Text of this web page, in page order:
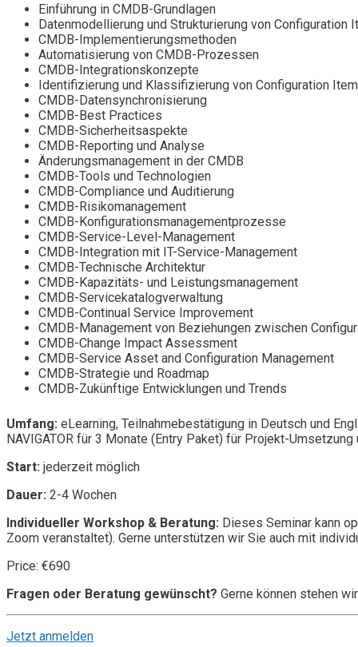
Einführung in CMDB-Grundlagen
Datenmodellierung und Strukturierung von Configuration
CMDB-Implementierungsmethoden
Automatisierung von CMDB-Prozessen
CMDB-Integrationskonzepte
Identifizierung und Klassifizierung von Configuration
CMDB-Datensynchronisierung
CMDB-Best Practices
CMDB-Sicherheitsaspekte
CMDB-Reporting und Analyse
Änderungsmanagement in der CMDB
CMDB-Tools und Technologien
CMDB-Compliance und Auditierung
CMDB-Risikomanagement
CMDB-Konfigurationsmanagementprozesse
CMDB-Service-Level-Management
CMDB-Integration mit IT-Service-Management
CMDB-Technische Architektur
CMDB-Kapazitäts- und Leistungsmanagement
CMDB-Servicekatalogverwaltung
CMDB-Continual Service Improvement
CMDB-Management von Beziehungen zwischen
CMDB-Change Impact Assessment
CMDB-Service Asset and Configuration Management
CMDB-Strategie und Roadmap
CMDB-Zukünftige Entwicklungen und Trends
Umfang: eLearning, Teilnahmebestätigung in Deutsch und
NAVIGATOR für 3 Monate (Entry Paket) für Projekt-
Start: jederzeit möglich
Dauer: 2-4 Wochen
Individueller Workshop & Beratung: Dieses Seminar kann
Zoom veranstaltet). Gerne unterstützen wir Sie auch mit
Price: €690
Fragen oder Beratung gewünscht? Gerne können stehen
Jetzt anmelden